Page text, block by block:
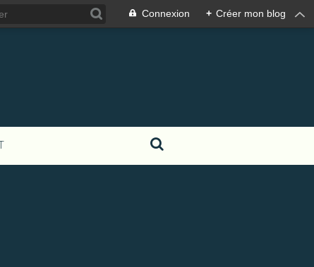
Connexion + Créer mon blog